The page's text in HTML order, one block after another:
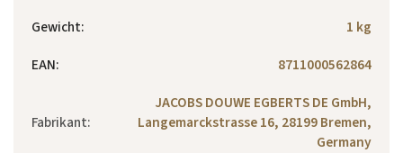
Gewicht:
1 kg
EAN: 8711000562864
Fabrikant:
JACOBS DOUWE EGBERTS DE GmbH,
Langemarckstrasse 16, 28199 Bremen,
Germany